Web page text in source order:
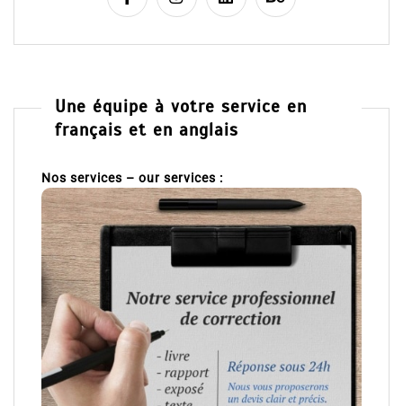
Une équipe à votre service en
français et en anglais
Nos services – our services :